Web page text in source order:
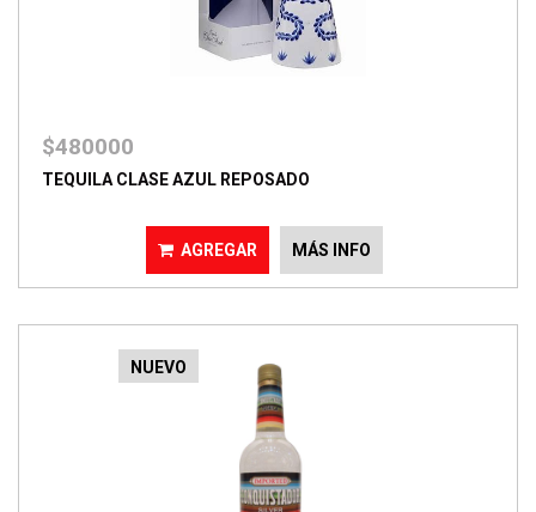
$480000
TEQUILA CLASE AZUL REPOSADO
AGREGAR MÁS INFO
NUEVO